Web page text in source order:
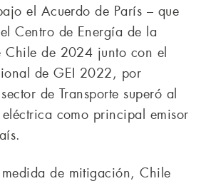
el Acuerdo de París – que
Centro de Energía de la
Chile de 2024 junto con el
de GEI 2022, por
de Transporte superó al
como principal emisor
de mitigación, Chile